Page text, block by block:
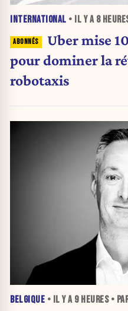
INTERNATIONAL • IL Y A 8
Uber mise
pour dominer la
robotaxis
BELGIQUE • IL Y A 9 HEURES•